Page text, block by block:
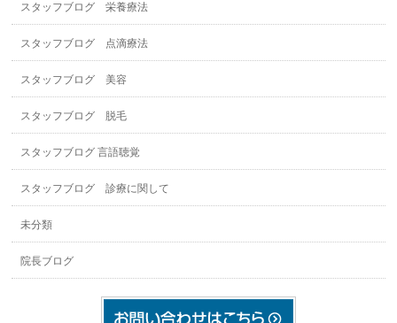
スタッフブログ 栄養療法
スタッフブログ 点滴療法
スタッフブログ 美容
スタッフブログ 脱毛
スタッフブログ 言語聴覚
スタッフブログ 診療に関して
未分類
院長ブログ